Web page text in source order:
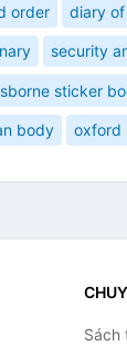
order diary
security
sticker
body oxford
Sách